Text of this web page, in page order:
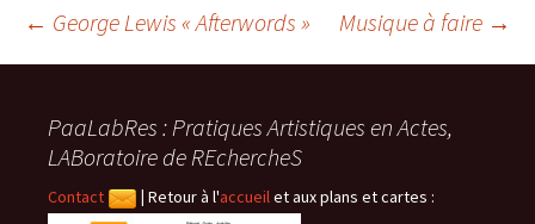
Navigation
des
articles
← George Lewis « Afterwords » Musique à faire →
PaaLabRes : Pratiques Artistiques en Actes,
LABoratoire de REchercheS
Contact | Retour à l'accueilet aux plans et cartes :